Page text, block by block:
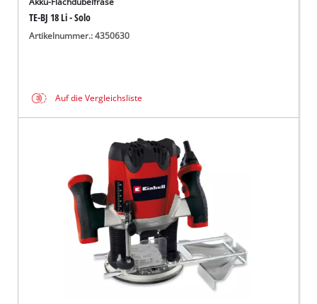
TE-BJ 18 Li - Solo
Artikelnummer.: 4350630
Auf die Vergleichsliste